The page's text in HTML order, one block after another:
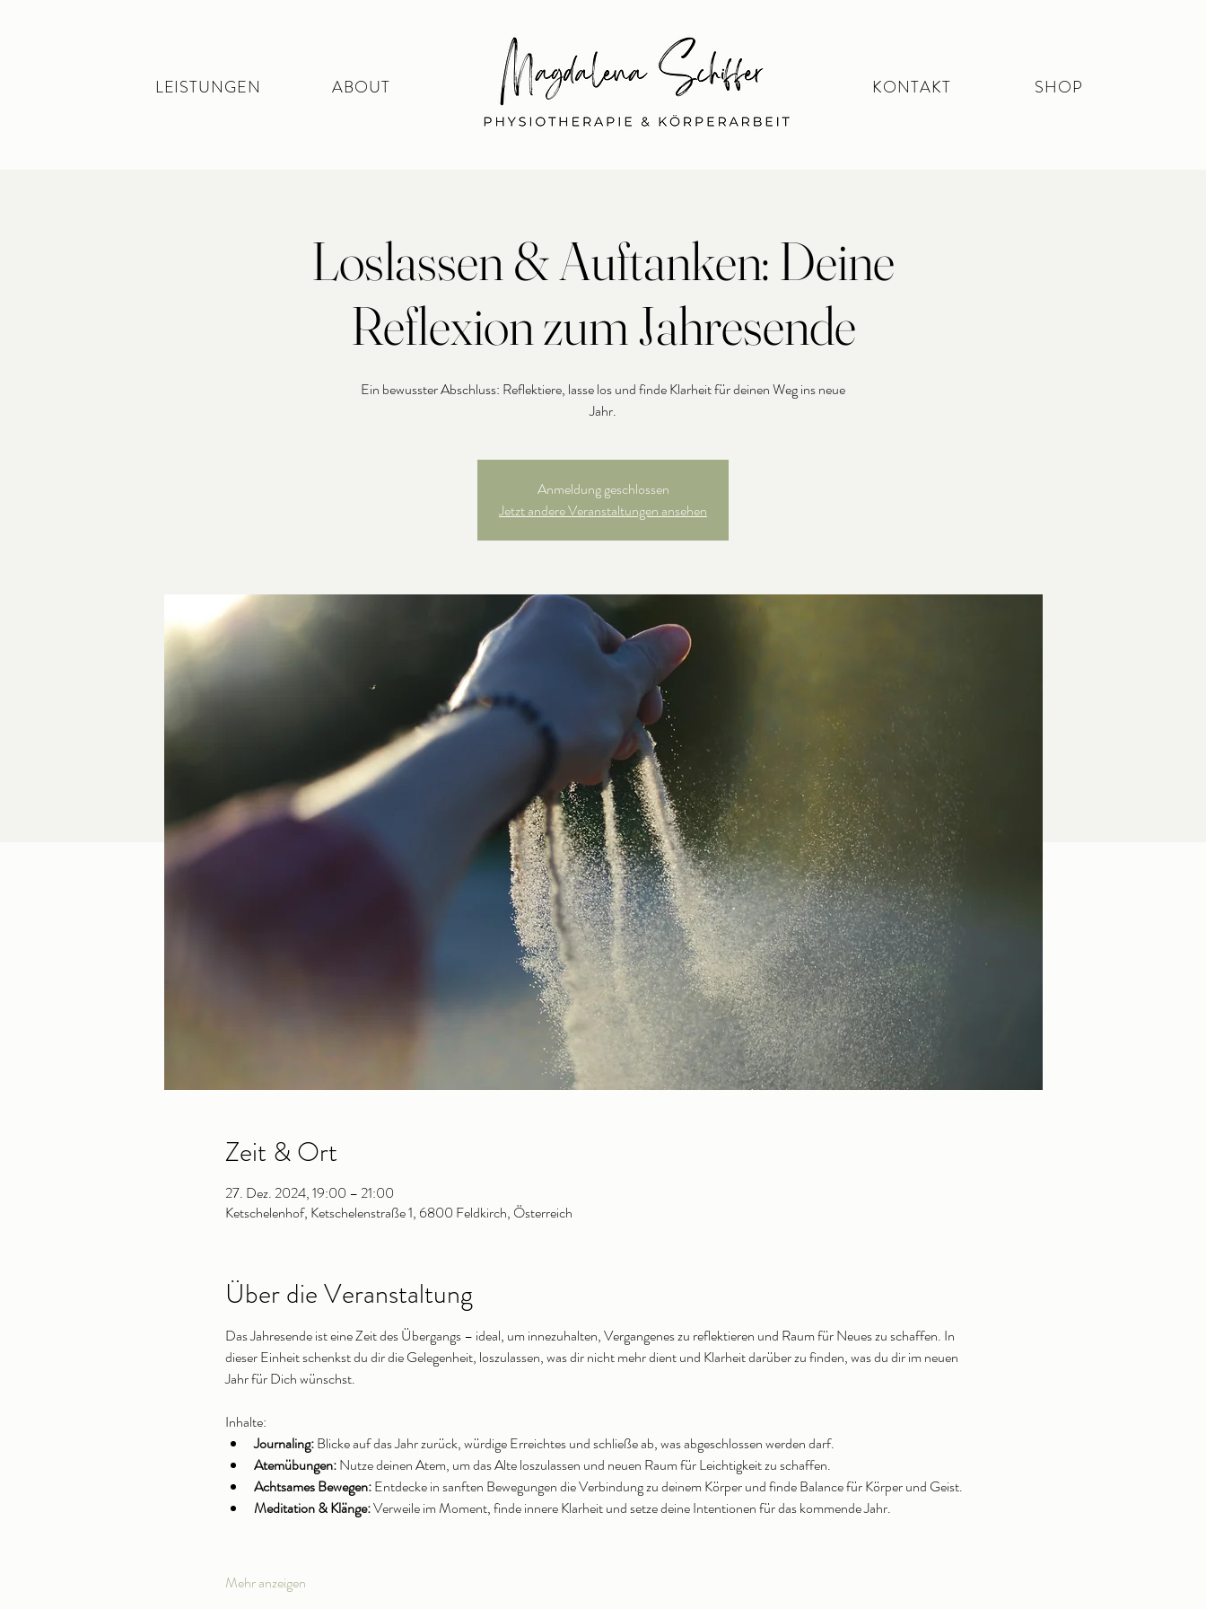
LEISTUNGEN ABOUT KONTAKT SHOP
LEISTUNGEN ABOUT KONTAKT SHOP
Loslassen & Auftanken: Deine
Reflexion zum Jahresende
Ein bewusster Abschluss: Reflektiere, lasse los und finde Klarheit für deinen Weg ins neue
Jahr.
Anmeldung geschlossen
Jetzt andere Veranstaltungen ansehen
Zeit & Ort
27. Dez. 2024, 19:00 – 21:00
Ketschelenhof, Ketschelenstraße 1, 6800 Feldkirch, Österreich
Über die Veranstaltung
Das Jahresende ist eine Zeit des Übergangs – ideal, um innezuhalten, Vergangenes zu reflektieren und Raum für Neues zu schaffen. In
dieser Einheit schenkst du dir die Gelegenheit, loszulassen, was dir nicht mehr dient und Klarheit darüber zu finden, was du dir im neuen
Jahr für Dich wünschst.
Inhalte:
Journaling: Blicke auf das Jahr zurück, würdige Erreichtes und schließe ab, was abgeschlossen werden darf.
Atemübungen: Nutze deinen Atem, um das Alte loszulassen und neuen Raum für Leichtigkeit zu schaffen.
Achtsames Bewegen: Entdecke in sanften Bewegungen die Verbindung zu deinem Körper und finde Balance für Körper und Geist.
Meditation & Klänge: Verweile im Moment, finde innere Klarheit und setze deine Intentionen für das kommende Jahr.
Mehr anzeigen